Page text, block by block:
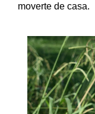
moverte de casa.